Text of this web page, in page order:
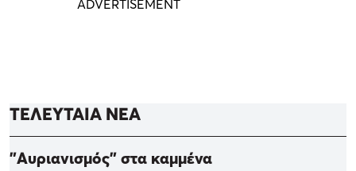
ΤΕΛΕΥΤΑΙΑ ΝΕΑ
"Αυριανισμός" στα καμμένα